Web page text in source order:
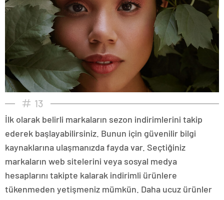
13
İlk olarak belirli markaların sezon indirimlerini takip
ederek başlayabilirsiniz. Bunun için güvenilir bilgi
kaynaklarına ulaşmanızda fayda var. Seçtiğiniz
markaların web sitelerini veya sosyal medya
hesaplarını takipte kalarak indirimli ürünlere
tükenmeden yetişmeniz mümkün. Daha ucuz ürünler